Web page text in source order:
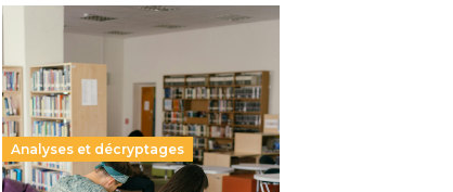
Analyses et décryptages